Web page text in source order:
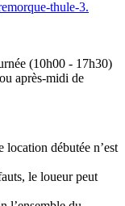
(10h00 - 17h30)
après-midi de
location débutée n’est
le loueur peut